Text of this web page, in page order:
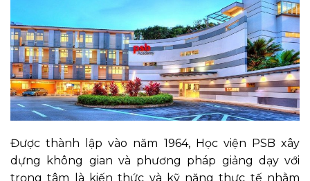
Được thành lập vào năm 1964, Học viện PSB xây
dựng không gian và phương pháp giảng dạy với
trọng tâm là kiến thức và kỹ năng thực tế nhằm